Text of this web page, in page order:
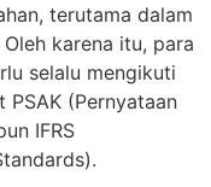
terutama dalam
karena itu, para
selalu mengikuti
(Pernyataan
IFRS